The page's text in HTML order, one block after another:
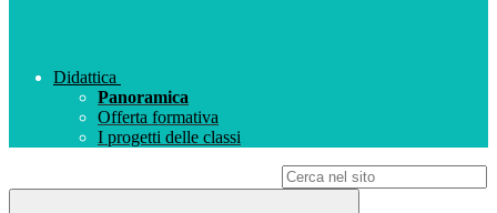
Didattica
Panoramica
Offerta formativa
I progetti delle classi